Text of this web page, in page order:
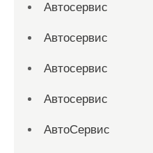
Автосервис
Автосервис
Автосервис
Автосервис
АвтоСервис